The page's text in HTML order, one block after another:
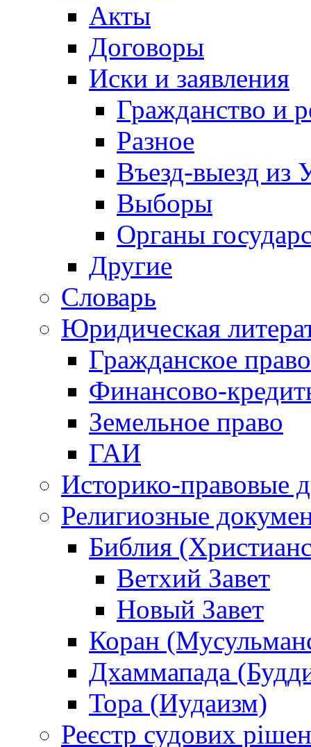
Акты
Договоры
Иски и заявления
Гражданство и
Разное
Въезд-выезд из
Выборы
Органы
Другие
Словарь
Юридическая
Гражданское право
Финансово-
Земельное право
ГАИ
Историко-правовые
Религиозные
Библия
Ветхий Завет
Новый Завет
Коран
Дхаммапада
Тора (Иудаизм)
Реєстр судових